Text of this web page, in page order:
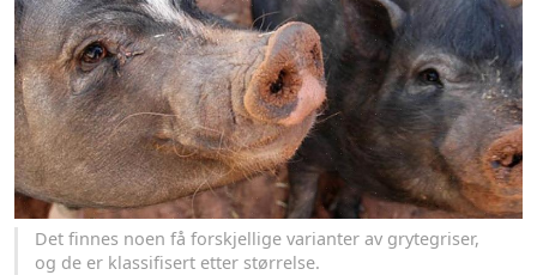
Det finnes noen få forskjellige varianter av grytegriser,
og de er klassifisert etter størrelse.